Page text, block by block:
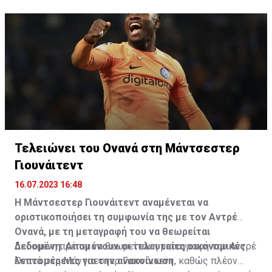
του στα υπνωτικά χάπια.
σχολείο. Έχουμε όλα τα αποδεικτικά στοιχεία που
δείχνουν τον Ντέλε μαζί με τον πατέρα του όταν ήταν
παιδί. Του έχει γίνει πλύση εγκεφάλου», πρόσθεσε.
Τελειώνει του Ονανά στη Μάντσεστερ
Γιουνάιτεντ
16.07.2023 16:48
Η Μάντσεστερ Γιουνάιτεντ αναμένεται να
οριστικοποιήσει τη συμφωνία της με τον Αντρέ
Ονανά, με τη μεταγραφή του να θεωρείται
δεδομένη. Απομένουν οι τελευταίες οικονομικές
λεπτομέρειες για την ανακοίνωση.
Δεδομένη πρέπει να θεωρείται η μεταγραφή του Αντρέ
Ονανά στη Μάντσεστερ Γιουνάιτεντ, καθώς πλέον